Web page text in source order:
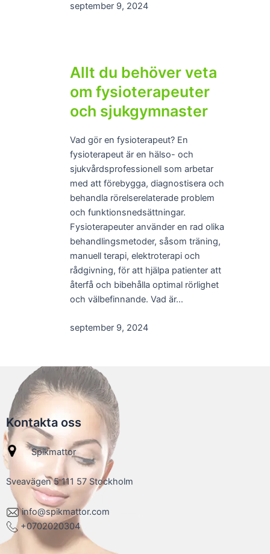
september 9, 2024
Allt du behöver veta
om fysioterapeuter
och sjukgymnaster
Vad gör en fysioterapeut? En
fysioterapeut är en hälso- och
sjukvårdsprofessionell som arbetar
med att förebygga, diagnostisera och
behandla rörelserelaterade problem
och funktionsnedsättningar.
Fysioterapeuter använder en rad olika
behandlingsmetoder, såsom träning,
manuell terapi, elektroterapi och
rådgivning, för att hjälpa patienter att
återfå och bibehålla optimal rörlighet
och välbefinnande. Vad är…
september 9, 2024
Kontakta oss
Spikmattor
Sveavägen 5 111 57 Stockholm
info@spikmattor.com
+0702020304